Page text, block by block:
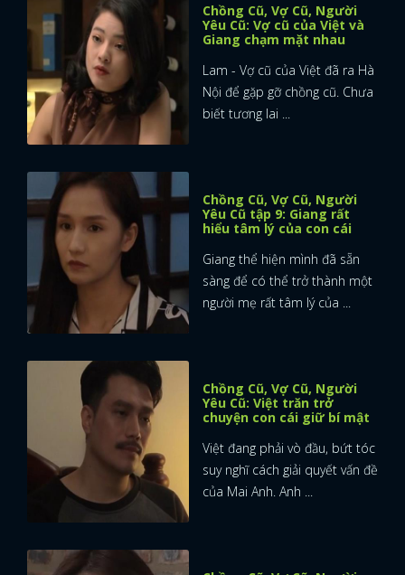
Chồng Cũ, Vợ Cũ, Người
Yêu Cũ: Vợ cũ của Việt và
Giang chạm mặt nhau
Lam - Vợ cũ của Việt đã ra Hà
Nội để gặp gỡ chồng cũ. Chưa
biết tương lai ...
Chồng Cũ, Vợ Cũ, Người
Yêu Cũ tập 9: Giang rất
hiểu tâm lý của con cái
Giang thể hiện mình đã sẵn
sàng để có thể trở thành một
người mẹ rất tâm lý của ...
Chồng Cũ, Vợ Cũ, Người
Yêu Cũ: Việt trăn trở
chuyện con cái giữ bí mật
Việt đang phải vò đầu, bứt tóc
suy nghĩ cách giải quyết vấn đề
của Mai Anh. Anh ...